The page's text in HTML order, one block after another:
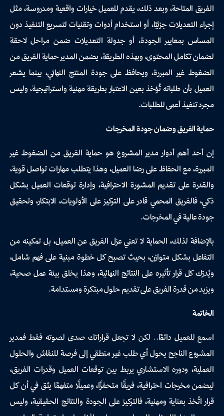
الفريق المتاحة، وبعد ذلك، يقدم للعميل خيارات واقعية ومدروسة، مثل
إجراء التعديلات جزئيًا، أو استخدام أدوات وتقنيات لتسريع التنفيذ دون
المساس بمعايير الجودة، أو جدولة التعديلات ضمن مراحل لاحقة
لضمان تكامل المحتوى، وبهذه الطريقة، يضمن المدير حماية الفريق من
الضغوط غير المبررة، ويحافظ على جودة المنتج النهائي، بينما يشعر
العميل بأن طلباته تُؤخذ بعين الاعتبار بطريقة مهنية واستراتيجية، وليس
مجرد تنفيذ أعمى للطلبات.
حماية الفريق وضمان جودة المخرجات
إن أحد أهم أدوار مدير المشروع هو حماية الفريق من الضغوط غير
المبررة، مع الحفاظ على رضا العميل، وهذا يتطلب مهارات تواصل قوية،
والقدرة على تقديم المشورة الاحترافية، وإدارة توقعات العميل بشكل
ذكي، فالفريق المحمي قادر على التركيز على الأولويات، الابتكار، وتحقيق
جودة عالية في المخرجات.
بالإضافة لذلك، الحماية لا تعني عزل الفريق عن العميل، بل تمكينه من
التفاعل بشكل متوازن، بحيث تصبح كل خطوة مبنية على فهم شامل،
ويُدرَك كل قرار تأثيره على النتائج النهائية، وهذا يخلق بيئة عمل صحية،
ويزيد من قدرة الفريق على تقديم حلول مبتكرة ومستدامة.
الخاتمة
اسمع للعميل دائمًا.. لكن لا تجعل قراراتك صدى لصوته فقط فمدير
المشروع الناجح يحول أي طلب غير منطقي إلى فرصة للنقاش والحلول
العملية، ودوره الاستشاري يربط بين توقعات العميل وقدرات الفريق،
ليضمن مخرجات احترافية، فريقًا متحفزًا، وعميلًا متفهمًا يثق في أن كل
قرار اتُخذ بعناية ومهنية، فالتركيز على الجودة والنتائج الحقيقية، وليس